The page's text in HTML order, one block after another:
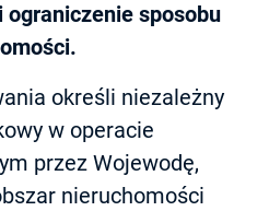
sposobu
określi niezależny
w operacie
przez Wojewodę,
nieruchomości